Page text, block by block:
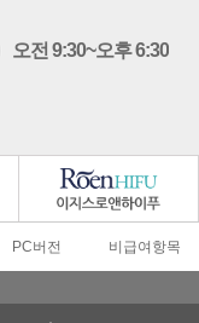
오전 9:30~오후 6:30
PC버전 비급여항목